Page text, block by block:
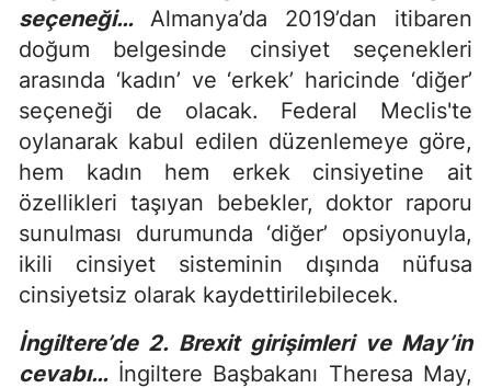
seçeneği… Almanya’da 2019’dan itibaren
doğum belgesinde cinsiyet seçenekleri
arasında ‘kadın’ ve ‘erkek’ haricinde ‘diğer’
seçeneği de olacak. Federal Meclis'te
oylanarak kabul edilen düzenlemeye göre,
hem kadın hem erkek cinsiyetine ait
özellikleri taşıyan bebekler, doktor raporu
sunulması durumunda ‘diğer’ opsiyonuyla,
ikili cinsiyet sisteminin dışında nüfusa
cinsiyetsiz olarak kaydettirilebilecek.
İngiltere’de 2. Brexit girişimleri ve May’in
cevabı… İngiltere Başbakanı Theresa May,